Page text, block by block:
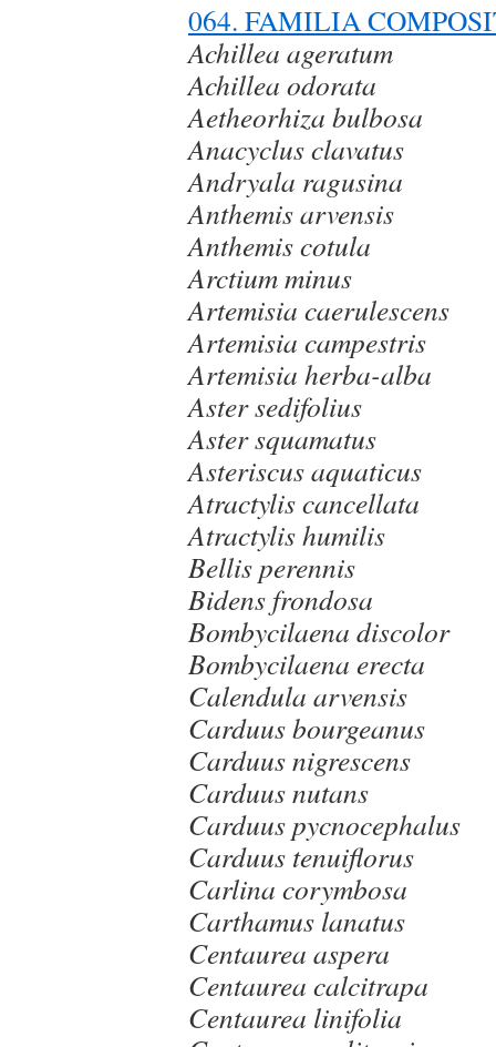
064. FAMILIA
Achillea ageratum
Achillea odorata
Aetheorhiza bulbosa
Anacyclus clavatus
Andryala ragusina
Anthemis arvensis
Anthemis cotula
Arctium minus
Artemisia caerulescens
Artemisia campestris
Artemisia herba-alba
Aster sedifolius
Aster squamatus
Asteriscus aquaticus
Atractylis cancellata
Atractylis humilis
Bellis perennis
Bidens frondosa
Bombycilaena discolor
Bombycilaena erecta
Calendula arvensis
Carduus bourgeanus
Carduus nigrescens
Carduus nutans
Carduus pycnocephalus
Carduus tenuiflorus
Carlina corymbosa
Carthamus lanatus
Centaurea aspera
Centaurea calcitrapa
Centaurea linifolia